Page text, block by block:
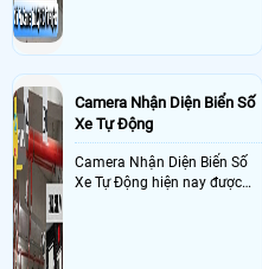
Camera Nhận Diện Biển Số
Xe Tự Động
Camera Nhận Diện Biển Số
Xe Tự Động hiện nay được